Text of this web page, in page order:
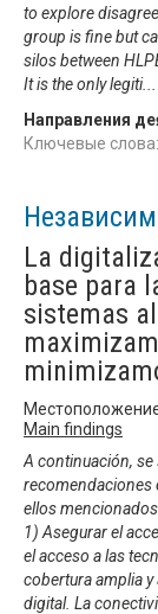
to explore
group is fine but
silos between
It is the only legiti...
Направления
Ключевые
La
base para
sistemas
Main findings
A continuación,
recomendaciones
ellos
1) Asegurar el
el acceso a las
cobertura amplia
digital. La